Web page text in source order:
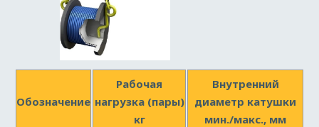
Обозначение
Рабочая
нагрузка (пары)
кг
Внутренний
диаметр катушки
мин./макс., мм